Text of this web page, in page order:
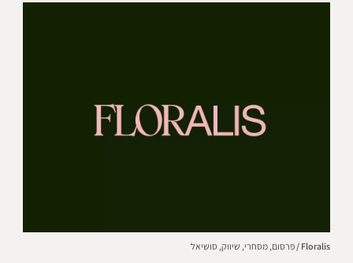
Floralis / פרסום, מסחרי, שיווק, סושיאל